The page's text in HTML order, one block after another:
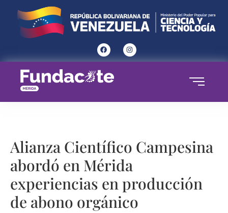
Alianza Científico Campesina
abordó en Mérida
experiencias en producción
de abono orgánico